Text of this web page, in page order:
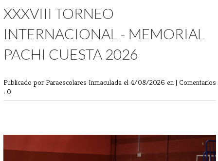
XXXVIII TORNEO
INTERNACIONAL - MEMORIAL
PACHI CUESTA 2026
Publicado por Paraescolares Inmaculada el 4/08/2026 en | Comentarios
: 0